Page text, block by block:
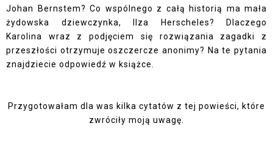
Johan Bernstem? Co wspólnego z całą historią ma mała
żydowska dziewczynka, Ilza Herscheles? Dlaczego
Karolina wraz z podjęciem się rozwiązania zagadki z
przeszłości otrzymuje oszczercze anonimy? Na te pytania
znajdziecie odpowiedź w książce.
Przygotowałam dla was kilka cytatów z tej powieści, które
zwróciły moją uwagę.